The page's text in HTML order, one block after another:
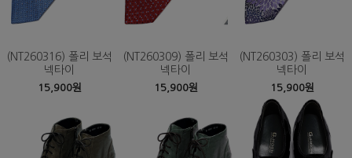
(NT260316) 폴리 보석
넥타이
15,900원
(NT260309) 폴리 보석
넥타이
15,900원
(NT260303) 폴리 보석
넥타이
15,900원